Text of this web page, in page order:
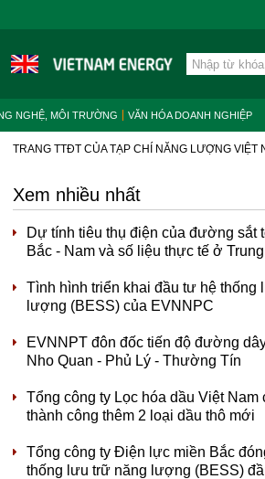
NGHỆ, MÔI TRƯỜNG VĂN HÓA DOANH NGHIỆP
TRANG TTĐT CỦA TẠP CHÍ NĂNG LƯỢNG VIỆT
Xem nhiều nhất
Dự tính tiêu thụ điện của đường sắt
Bắc - Nam và số liệu thực tế ở
Tình hình triển khai đầu tư hệ thống
lượng (BESS) của EVNNPC
EVNNPT đôn đốc tiến độ đường
Nho Quan - Phủ Lý - Thường Tín
Tổng công ty Lọc hóa dầu Việt Nam
thành công thêm 2 loại dầu thô mới
Tổng công ty Điện lực miền Bắc
thống lưu trữ năng lượng (BESS)